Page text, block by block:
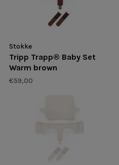
Stokke
Tripp Trapp® Baby Set
Warm brown
€59,00